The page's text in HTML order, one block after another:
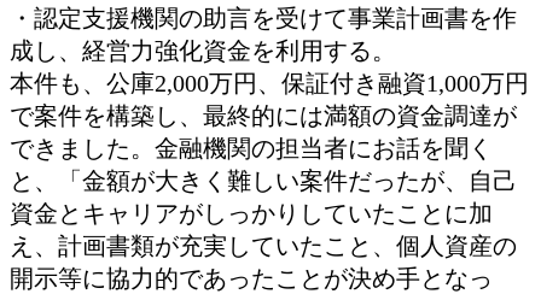
・認定支援機関の助言を受けて事業計画書を作
成し、経営力強化資金を利用する。
本件も、公庫2,000万円、保証付き融資1,000万円
で案件を構築し、最終的には満額の資金調達が
できました。金融機関の担当者にお話を聞く
と、「金額が大きく難しい案件だったが、自己
資金とキャリアがしっかりしていたことに加
え、計画書類が充実していたこと、個人資産の
開示等に協力的であったことが決め手となっ